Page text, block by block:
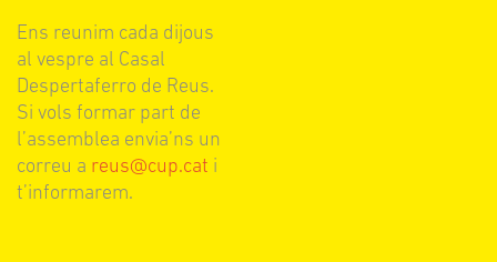
Ens reunim cada dijous
al vespre al Casal
Despertaferro de Reus.
Si vols formar part de
l’assemblea envia’ns un
correu a reus@cup.cat i
t’informarem.